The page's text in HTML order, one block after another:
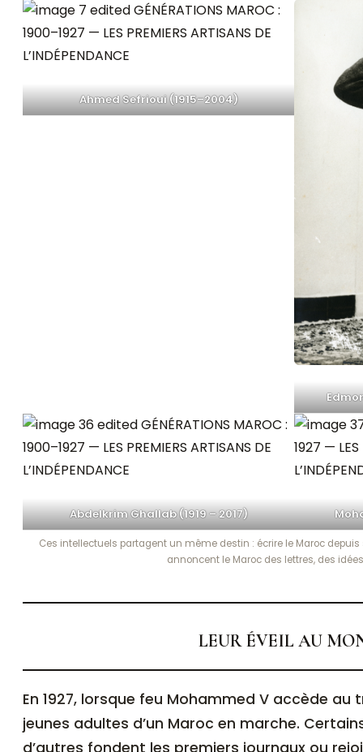
Ahmed Sefrioui (1915–2004)
Abdelkrim Ghallab (1919 – 2017)
Ces intellectuels partagent un même destin : écrire le Maroc
annoncent le Maroc des lettres, des
LEUR ÉVEIL AU
En 1927, lorsque feu Mohammed V accède au trône, ils deviennent les
jeunes adultes d’un Maroc en marche.
d’autres fondent les premiers journaux ou